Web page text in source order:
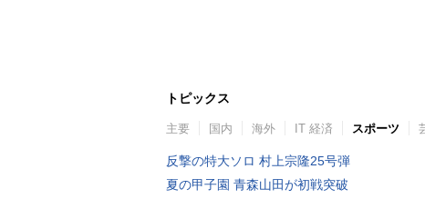
トピックス
主要 国内 海外 IT 経済 スポーツ
反撃の特大ソロ 村上宗隆25号弾
夏の甲子園 青森山田が初戦突破